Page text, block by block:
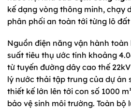
kế dạng vòng thông minh, chạy
phân phối an toàn tới từng lô đất
Nguồn điện năng vận hành
suất tiêu thụ ước tính khoảng
từ tuyến đường dây cao thế
lý nước thải tập trung của dự án
thiết kế lớn lên tới con số 1000
bảo vệ sinh môi trường. Toàn